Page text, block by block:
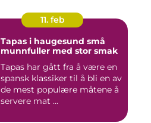
11. feb
Tapas i haugesund små
munnfuller med stor smak
Tapas har gått fra å være en
spansk klassiker til å bli en av
de mest populære måtene å
servere mat ...